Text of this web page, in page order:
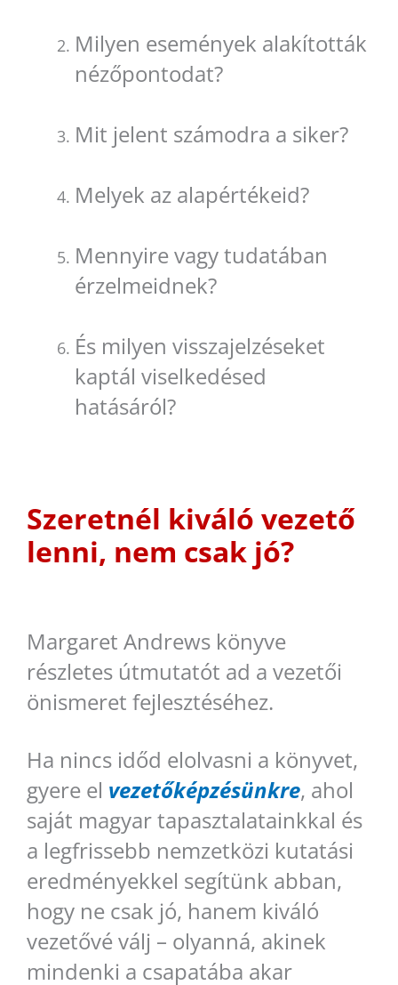
Milyen események alakították
nézőpontodat?
Mit jelent számodra a siker?
Melyek az alapértékeid?
Mennyire vagy tudatában
érzelmeidnek?
És milyen visszajelzéseket
kaptál viselkedésed
hatásáról?
Szeretnél kiváló vezető
lenni, nem csak jó?
Margaret Andrews könyve
részletes útmutatót ad a vezetői
önismeret fejlesztéséhez.
Ha nincs időd elolvasni a könyvet,
gyere el vezetőképzésünkre, ahol
saját magyar tapasztalatainkkal és
a legfrissebb nemzetközi kutatási
eredményekkel segítünk abban,
hogy ne csak jó, hanem kiváló
vezetővé válj – olyanná, akinek
mindenki a csapatába akar